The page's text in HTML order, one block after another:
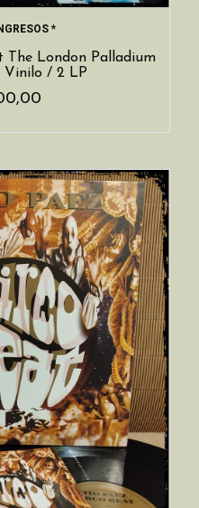
*
The London Palladium
Vinilo / 2 LP